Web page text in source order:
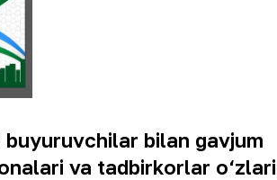
bilan gavjum
va tadbirkorlar